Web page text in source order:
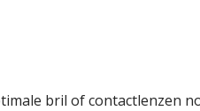
bril of contactlenzen